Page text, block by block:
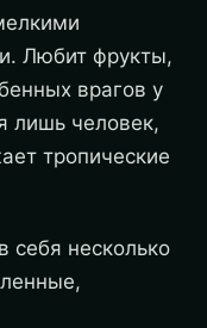
Любит фрукты,
врагов у
лишь человек,
тропические
себя несколько